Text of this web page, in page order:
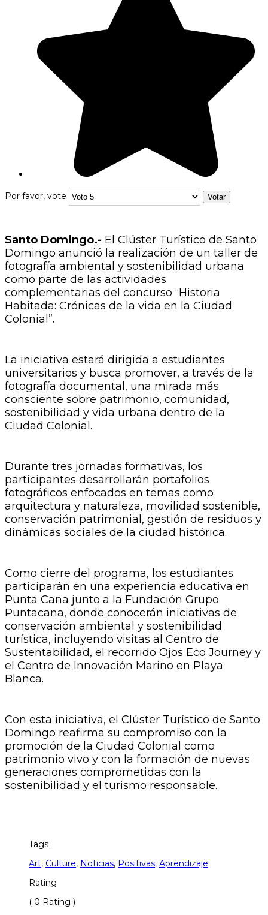
Por favor, vote
Santo Domingo.- El Clúster Turístico de Santo
Domingo anunció la realización de un taller de
fotografía ambiental y sostenibilidad urbana
como parte de las actividades
complementarias del concurso “Historia
Habitada: Crónicas de la vida en la Ciudad
Colonial”.
La iniciativa estará dirigida a estudiantes
universitarios y busca promover, a través de la
fotografía documental, una mirada más
consciente sobre patrimonio, comunidad,
sostenibilidad y vida urbana dentro de la
Ciudad Colonial.
Durante tres jornadas formativas, los
participantes desarrollarán portafolios
fotográficos enfocados en temas como
arquitectura y naturaleza, movilidad sostenible,
conservación patrimonial, gestión de residuos y
dinámicas sociales de la ciudad histórica.
Como cierre del programa, los estudiantes
participarán en una experiencia educativa en
Punta Cana junto a la Fundación Grupo
Puntacana, donde conocerán iniciativas de
conservación ambiental y sostenibilidad
turística, incluyendo visitas al Centro de
Sustentabilidad, el recorrido Ojos Eco Journey y
el Centro de Innovación Marino en Playa
Blanca.
Con esta iniciativa, el Clúster Turístico de Santo
Domingo reafirma su compromiso con la
promoción de la Ciudad Colonial como
patrimonio vivo y con la formación de nuevas
generaciones comprometidas con la
sostenibilidad y el turismo responsable.
Tags
Art, Culture, Noticias, Positivas, Aprendizaje
Rating
( 0 Rating )